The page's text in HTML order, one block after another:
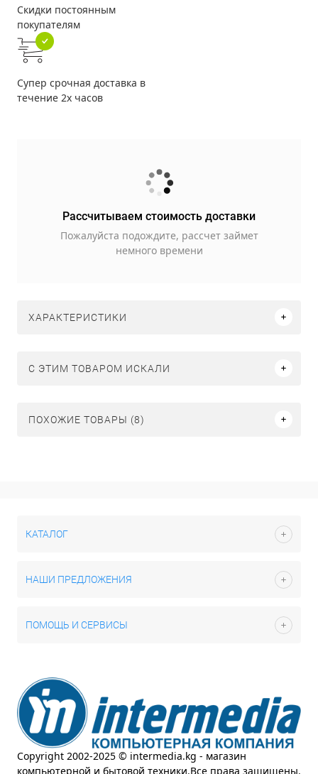
Скидки постоянным
покупателям
Супер срочная доставка в
течение 2х часов
Рассчитываем стоимость доставки
Пожалуйста подождите, рассчет займет
немного времени
ХАРАКТЕРИСТИКИ
C ЭТИМ ТОВАРОМ ИСКАЛИ
ПОХОЖИЕ ТОВАРЫ (8)
КАТАЛОГ
НАШИ ПРЕДЛОЖЕНИЯ
ПОМОЩЬ И СЕРВИСЫ
Copyright 2002-2025 © intermedia.kg - магазин
компьютерной и бытовой техники.Все права защищены.